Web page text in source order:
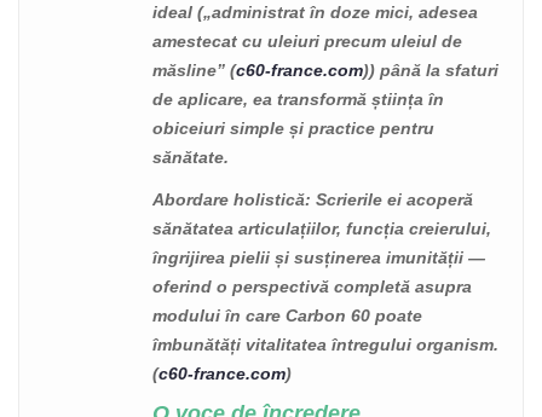
ideal („administrat în doze mici, adesea
amestecat cu uleiuri precum uleiul de
măsline” (c60-france.com)) până la sfaturi
de aplicare, ea transformă știința în
obiceiuri simple și practice pentru
sănătate.
Abordare holistică: Scrierile ei acoperă
sănătatea articulațiilor, funcția creierului,
îngrijirea pielii și susținerea imunității —
oferind o perspectivă completă asupra
modului în care Carbon 60 poate
îmbunătăți vitalitatea întregului organism.
(c60-france.com)